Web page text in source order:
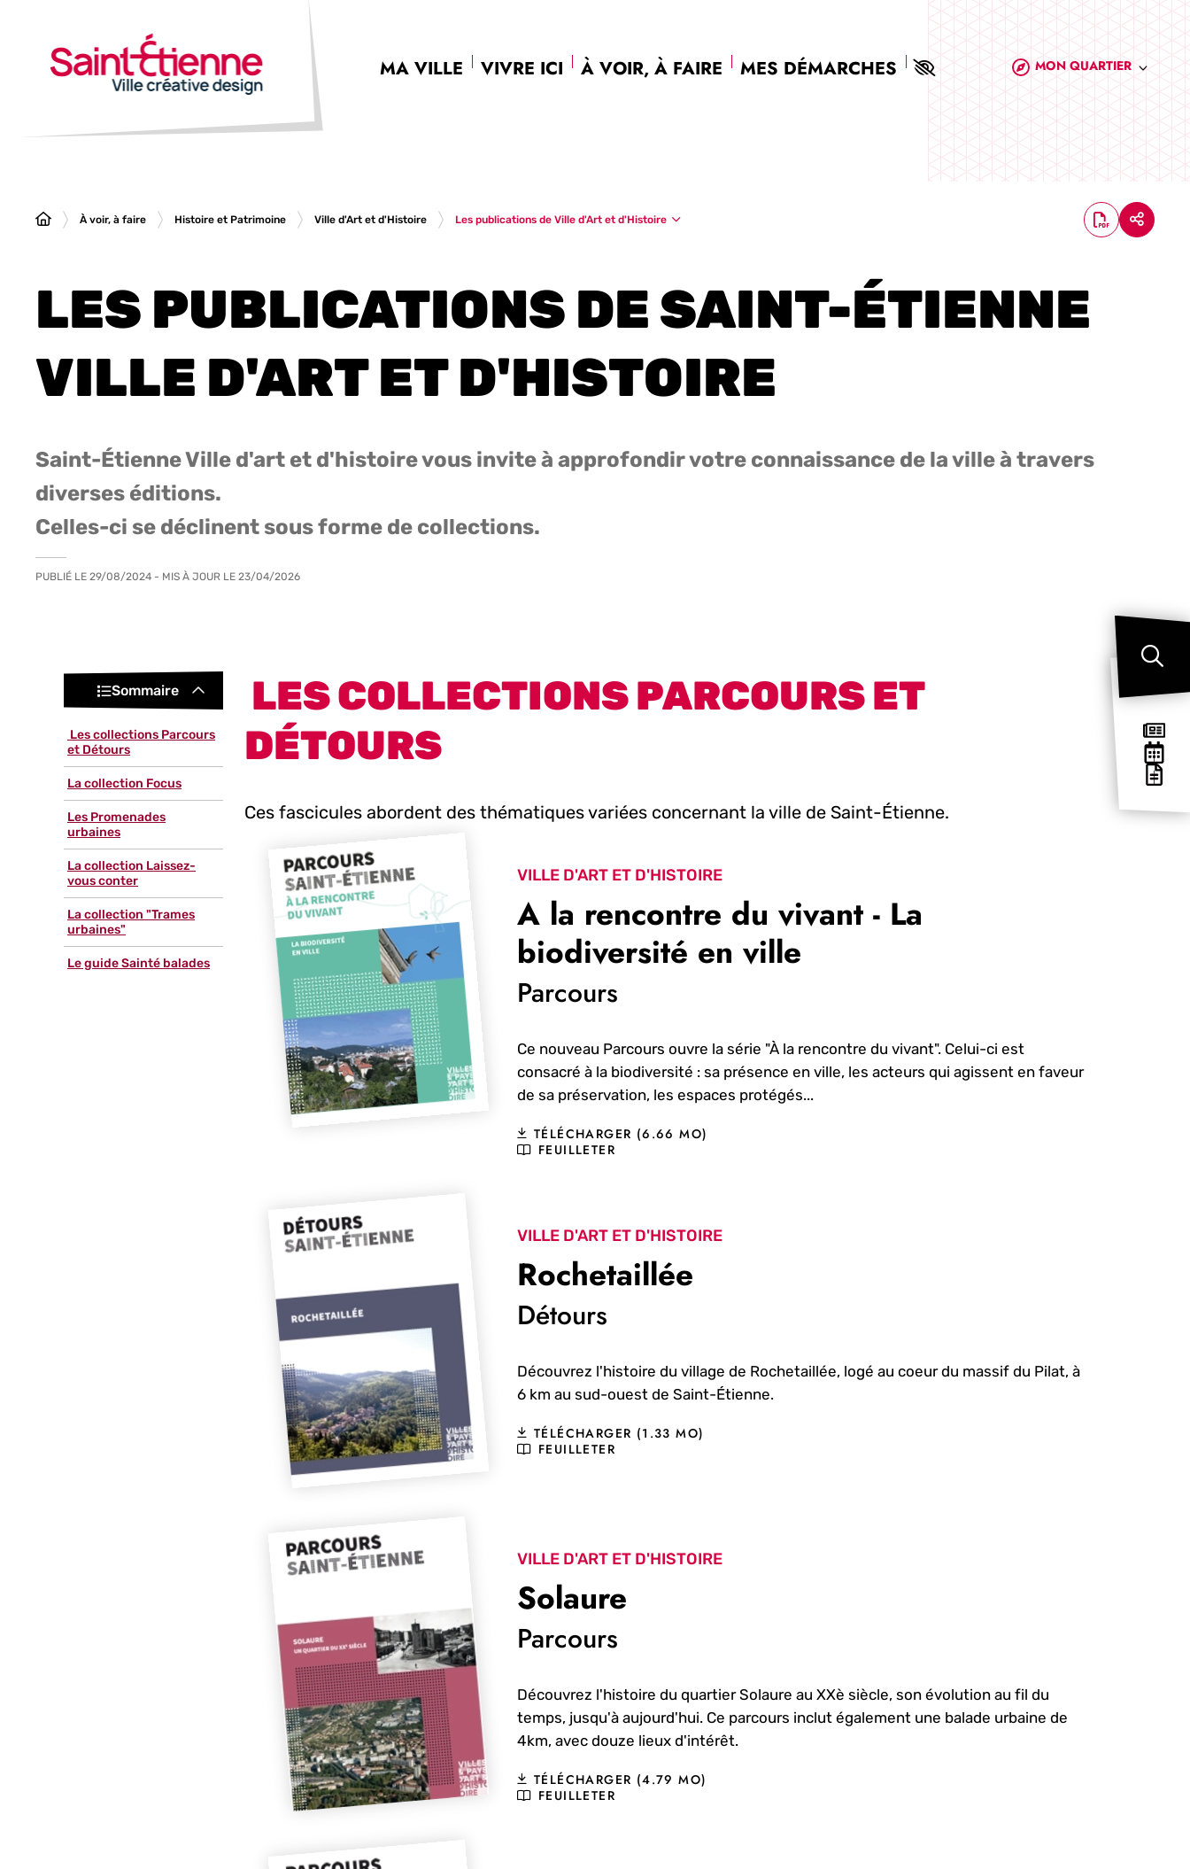
MA VILLE VIVRE ICI À VOIR, À FAIRE MES DÉMARCHES MON QUARTIER
À voir, à faire Histoire et Patrimoine Ville d'Art et d'Histoire Les publications de Ville d'Art et d'Histoire
LES PUBLICATIONS DE SAINT-ÉTIENNE
VILLE D'ART ET D'HISTOIRE
Saint-Étienne Ville d'art et d'histoire vous invite à approfondir votre connaissance de la ville à travers
diverses éditions.
Celles-ci se déclinent sous forme de collections.
PUBLIÉ LE 29/08/2024 - MIS À JOUR LE 23/04/2026
Sommaire
Les collections Parcours
et Détours
La collection Focus
Les Promenades
urbaines
La collection Laissez-
vous conter
La collection "Trames
urbaines"
Le guide Sainté balades
LES COLLECTIONS PARCOURS ET
DÉTOURS
Ces fascicules abordent des thématiques variées concernant la ville de Saint-Étienne.
VILLE D'ART ET D'HISTOIRE
A la rencontre du vivant - La
biodiversité en ville
Parcours
Ce nouveau Parcours ouvre la série "À la rencontre du vivant". Celui-ci est
consacré à la biodiversité : sa présence en ville, les acteurs qui agissent en faveur
de sa préservation, les espaces protégés...
TÉLÉCHARGER (6.66 MO)
FEUILLETER
VILLE D'ART ET D'HISTOIRE
Rochetaillée
Détours
Découvrez l'histoire du village de Rochetaillée, logé au coeur du massif du Pilat, à
6 km au sud-ouest de Saint-Étienne.
TÉLÉCHARGER (1.33 MO)
FEUILLETER
VILLE D'ART ET D'HISTOIRE
Solaure
Parcours
Découvrez l'histoire du quartier Solaure au XXè siècle, son évolution au fil du
temps, jusqu'à aujourd'hui. Ce parcours inclut également une balade urbaine de
4km, avec douze lieux d'intérêt.
TÉLÉCHARGER (4.79 MO)
FEUILLETER